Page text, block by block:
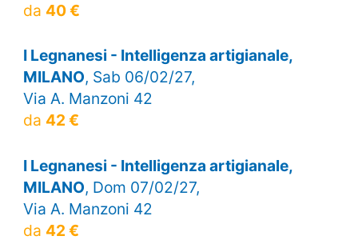
da 40 €
I Legnanesi - Intelligenza artigianale,
MILANO, Sab 06/02/27,
Via A. Manzoni 42
da 42 €
I Legnanesi - Intelligenza artigianale,
MILANO, Dom 07/02/27,
Via A. Manzoni 42
da 42 €